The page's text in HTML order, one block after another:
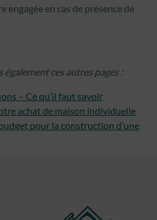
en cas de présence de
ces autres pages :
– Ce qu’il faut savoir
achat de maison individuelle
pour la construction d’une